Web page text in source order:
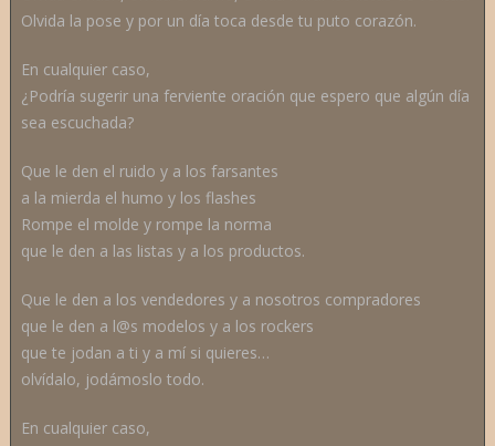
Olvida la pose y por un día toca desde tu puto corazón.
En cualquier caso,
¿Podría sugerir una ferviente oración que espero que algún día
sea escuchada?
Que le den el ruido y a los farsantes
a la mierda el humo y los flashes
Rompe el molde y rompe la norma
que le den a las listas y a los productos.
Que le den a los vendedores y a nosotros compradores
que le den a l@s modelos y a los rockers
que te jodan a ti y a mí si quieres…
olvídalo, jodámoslo todo.
En cualquier caso,